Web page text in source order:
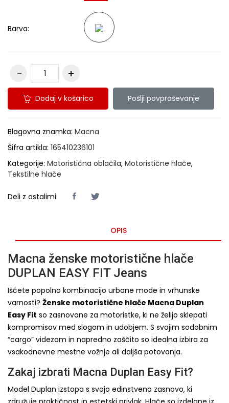
Barva:
Dodaj v košarico Pošlji povpraševanje
Blagovna znamka: Macna
Šifra artikla: 165410236101
Kategorije: Motoristična oblačila, Motoristične hlače,
Tekstilne hlače
Deli z ostalimi:
OPIS
Macna ženske motoristične hlače
DUPLAN EASY FIT Jeans
Iščete popolno kombinacijo urbane mode in vrhunske
varnosti? Ženske motoristične hlače Macna Duplan
Easy Fit so zasnovane za motoristke, ki ne želijo sklepati
kompromisov med slogom in udobjem. S svojim sodobnim
“cargo” videzom in napredno zaščito so idealna izbira za
vsakodnevne mestne vožnje ali daljša potovanja.
Zakaj izbrati Macna Duplan Easy Fit?
Model Duplan izstopa s svojo edinstveno zasnovo, ki